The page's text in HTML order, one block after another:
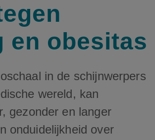
en obesitas
in de schijnwerpers
wereld, kan
gezonder en langer
onduidelijkheid over